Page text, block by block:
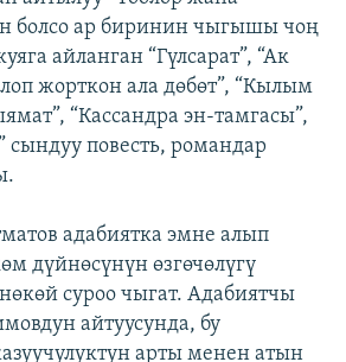
болсо ар биринин чыгышы чоң
айланган “Гүлсарат”, “Ак
жорткон ала дөбөт”, “Кылым
“Кассандра эн-тамгасы”,
сындуу повесть, романдар
адабиятка эмне алып
дүйнөсүнүн өзгөчөлүгү
суроо чыгат. Адабиятчы
айтуусунда, бу
арты менен атын